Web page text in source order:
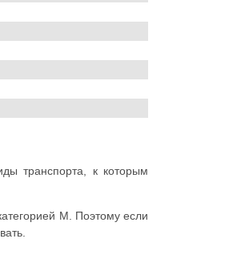
транспорта, к которым
М. Поэтому если